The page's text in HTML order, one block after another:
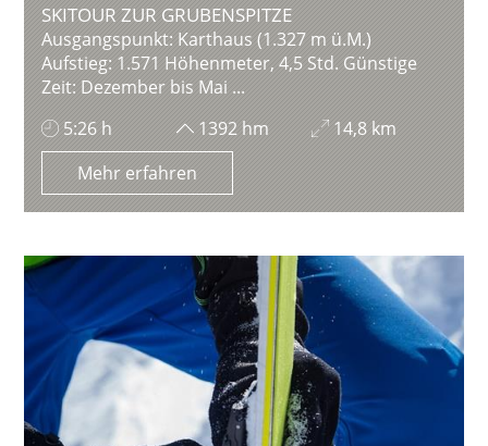
SKITOUR ZUR GRUBENSPITZE
Ausgangspunkt: Karthaus (1.327 m ü.M.)
Aufstieg: 1.571 Höhenmeter, 4,5 Std. Günstige
Zeit: Dezember bis Mai ...
5:26 h
1392 hm
14,8 km
Mehr erfahren